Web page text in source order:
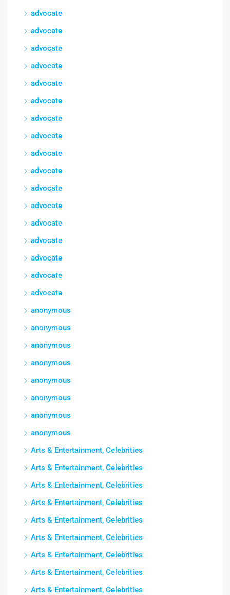
advocate
advocate
advocate
advocate
advocate
advocate
advocate
advocate
advocate
advocate
advocate
advocate
advocate
advocate
advocate
advocate
advocate
anonymous
anonymous
anonymous
anonymous
anonymous
anonymous
anonymous
anonymous
Arts & Entertainment, Celebrities
Arts & Entertainment, Celebrities
Arts & Entertainment, Celebrities
Arts & Entertainment, Celebrities
Arts & Entertainment, Celebrities
Arts & Entertainment, Celebrities
Arts & Entertainment, Celebrities
Arts & Entertainment, Celebrities
Arts & Entertainment, Celebrities